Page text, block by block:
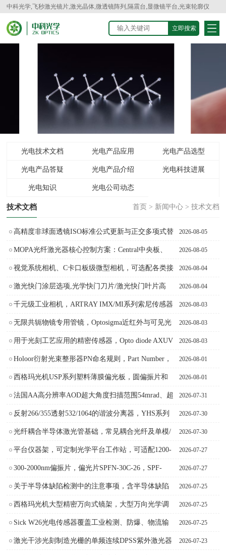
中科光学,飞秒激光镜片,激光晶体,微透镜阵列,隔震台,显微镜平台,光束轮廓仪
光电技术文档 光电产品应用 光电产品选型
光电产品答疑 光电产品介绍 光电科技进展
光电知识 光电公司动态
技术文档 首页 > 新闻中心> 技术文档
高精度非球面透镜ISO标准公式更新与正交多项式替
代方案，非球面透镜面型公式和新公式
2026-08-05
MOPA光纤激光器核心控制方案：Central中央板、
CCM高功率驱动及脉冲整形器特性AeroDIODE
2026-08-05
视觉系统相机、C卡口板级微型相机，可选配各类接
口类型适用于设备集成，ARTRAY
2026-08-04
激光快门涂层选项,光学快门刀片/激光快门叶片高
反、高吸收或X射线专用涂层对比,美国Vincent
Associates
2026-08-04
千元级工业相机，ARTRAY IMX/MI系列索尼传感器
显微镜相机，面阵相机
2026-08-03
无限共轭物镜专用管镜，Optosigma近红外与可见光
镜筒透镜透过率与参数详解
2026-08-03
用于光刻工艺应用的精密传感器，Opto diode AXUV
光电二极管和SXUV光电二极管
2026-08-03
Holoor衍射光束整形器PN命名规则，Part Number，
格式AB-000-C-D-E
2026-08-01
西格玛光机USP系列塑料薄膜偏光板，圆偏振片和
线偏振片，塑料薄膜偏振片，左旋右旋圆偏振片
2026-08-01
法国AA高分辨率AOD超大角度扫描范围54mrad、超
高分辨率TDF460 ,DTS系列声光偏转器
2026-07-31
反射266/355透射532/1064的谐波分离器，YHS系列
高调波分离器，YHSQ系列Nd:YAG谐波分光镜
2026-07-30
光纤耦合半导体激光管基础，常见耦合光纤及单模/
多模激光二极管类型、技术及光谱特征AeroDIODE
2026-07-30
平台仪器架，可定制光学平台工作站，可适配1200-
4000mm气浮平台桌面，焊接钢制仪器架
2026-07-27
300-2000nm偏振片，偏光片SPFN-30C-26，SPF-
30C-32，NSPFU-30C西格玛光机薄膜线性偏振片
2026-07-27
关于半导体缺陷检测中的注意事项，含半导体缺陷
检测平顶光束整形器（半导体缺陷检测衍射光束整
形DOE）
2026-07-25
西格玛光机大型精密万向式镜架，大型万向光学调
整架万向镜架MHD系列大型万向调节镜架
2026-07-25
Sick W26光电传感器覆盖工业检测、防爆、物流输
送场景，Sick光电传感器应用
2026-07-25
激光干涉光刻制造光栅的单频连续DPSS紫外激光器 2026-07-23